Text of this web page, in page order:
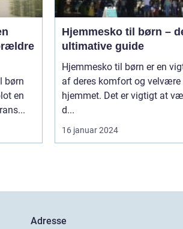
børn
en
Hjemmesko til børn –
ultimative guide
Hjemmesko til børn er en
af deres komfort og velvære
hjemmet. Det er vigtigt at
d...
16 januar 2024
Adresse